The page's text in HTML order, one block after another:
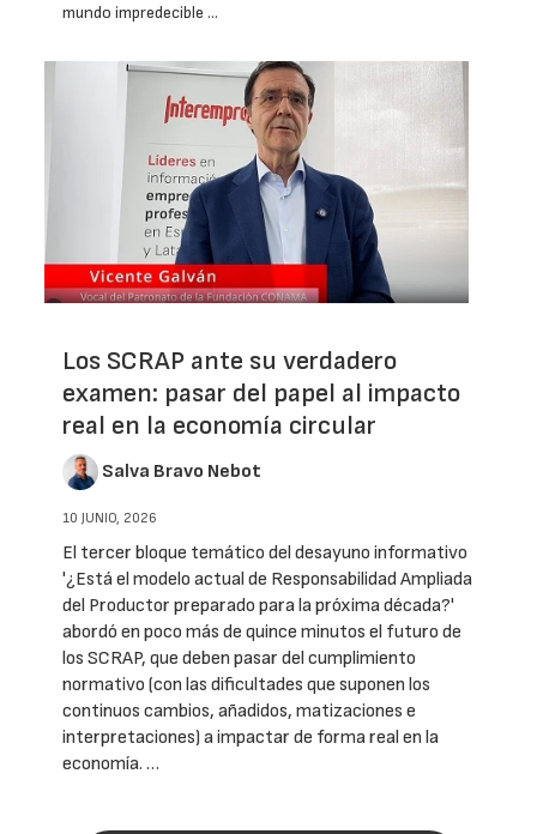
mundo impredecible …
Los SCRAP ante su verdadero
examen: pasar del papel al impacto
real en la economía circular
Salva Bravo Nebot
10 JUNIO, 2026
El tercer bloque temático del desayuno informativo
'¿Está el modelo actual de Responsabilidad Ampliada
del Productor preparado para la próxima década?'
abordó en poco más de quince minutos el futuro de
los SCRAP, que deben pasar del cumplimiento
normativo (con las dificultades que suponen los
continuos cambios, añadidos, matizaciones e
interpretaciones) a impactar de forma real en la
economía. …